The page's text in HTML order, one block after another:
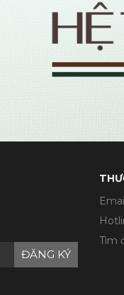
ĐĂNG KÝ
Tìm